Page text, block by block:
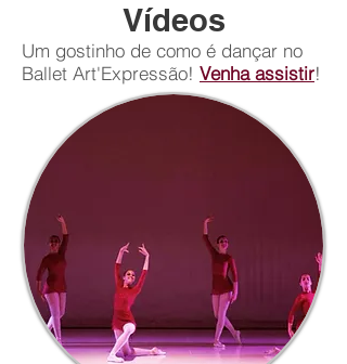
Vídeos
Um gostinho de como é dançar no
Ballet Art'Expressão! Venha assistir!